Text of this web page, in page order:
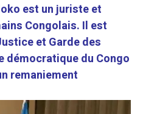
est un juriste et
Congolais. Il est
et Garde des
démocratique du Congo
remaniement